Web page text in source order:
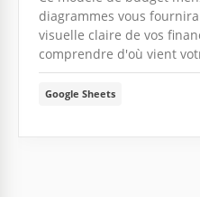
diagrammes vous
visuelle claire de vos
comprendre d'où vient
Google Sheets